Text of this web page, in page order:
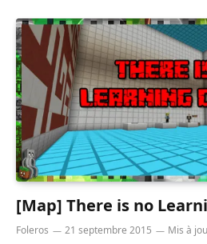
[Map] There is no
Foleros 21 septembre 2015 Mis à